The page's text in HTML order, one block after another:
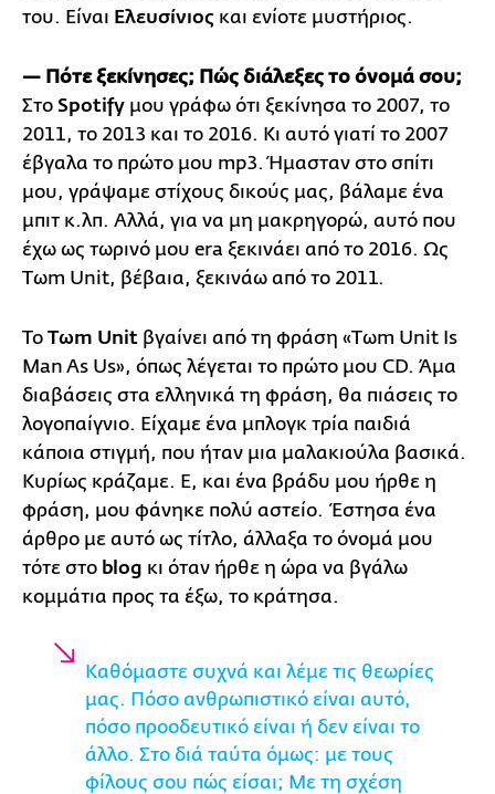
του. Είναι Ελευσίνιος και ενίοτε μυστήριος.
— Πότε ξεκίνησες; Πώς διάλεξες το όνομά σου;
Στο Spotify μου γράφω ότι ξεκίνησα το 2007, το
2011, το 2013 και το 2016. Κι αυτό γιατί το 2007
έβγαλα το πρώτο μου mp3. Ήμασταν στο σπίτι
μου, γράψαμε στίχους δικούς μας, βάλαμε ένα
μπιτ κ.λπ. Αλλά, για να μη μακρηγορώ, αυτό που
έχω ως τωρινό μου era ξεκινάει από το 2016. Ως
Tωm Unit, βέβαια, ξεκινάω από το 2011.
Το Tωm Unit βγαίνει από τη φράση «Tωm Unit Is
Man As Us», όπως λέγεται το πρώτο μου CD. Άμα
διαβάσεις στα ελληνικά τη φράση, θα πιάσεις το
λογοπαίγνιο. Είχαμε ένα μπλογκ τρία παιδιά
κάποια στιγμή, που ήταν μια μαλακιούλα βασικά.
Κυρίως κράζαμε. Ε, και ένα βράδυ μου ήρθε η
φράση, μου φάνηκε πολύ αστείο. Έστησα ένα
άρθρο με αυτό ως τίτλο, άλλαξα το όνομά μου
τότε στο blog κι όταν ήρθε η ώρα να βγάλω
κομμάτια προς τα έξω, το κράτησα.
Kαθόμαστε συχνά και λέμε τις θεωρίες
μας. Πόσο ανθρωπιστικό είναι αυτό,
πόσο προοδευτικό είναι ή δεν είναι το
άλλο. Στο διά ταύτα όμως: με τους
φίλους σου πώς είσαι; Με τη σχέση